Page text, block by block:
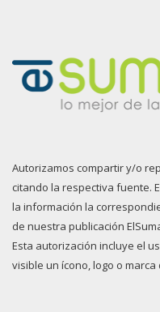
Autorizamos compartir y/o
citando la respectiva fuente.
la información la
de nuestra publicación
Esta autorización incluye el
visible un ícono, logo o marca